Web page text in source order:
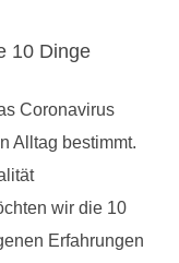
10 Dinge
Coronavirus
Alltag bestimmt.
wir die 10
Erfahrungen